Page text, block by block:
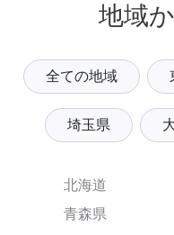
地域
全ての地域
埼玉県
北海道
青森県